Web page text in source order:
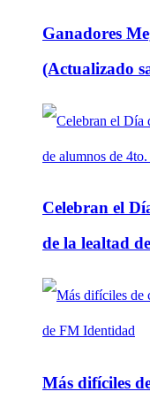
Ganadores
(Actualizado
Celebran el
de la lealtad
Más difíciles